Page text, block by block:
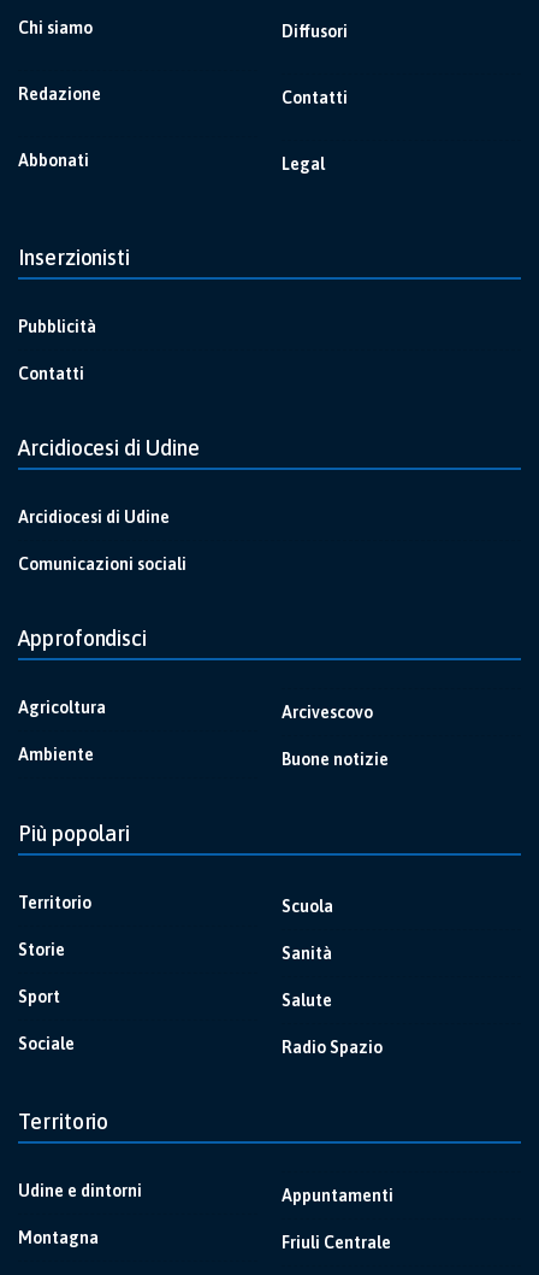
Chi siamo
Redazione
Abbonati
Diffusori
Contatti
Legal
Inserzionisti
Pubblicità
Contatti
Arcidiocesi di Udine
Arcidiocesi di Udine
Comunicazioni sociali
Approfondisci
Agricoltura
Ambiente
Arcivescovo
Buone notizie
Più popolari
Territorio
Storie
Sport
Sociale
Scuola
Sanità
Salute
Radio Spazio
Territorio
Udine e dintorni
Montagna
Appuntamenti
Friuli Centrale